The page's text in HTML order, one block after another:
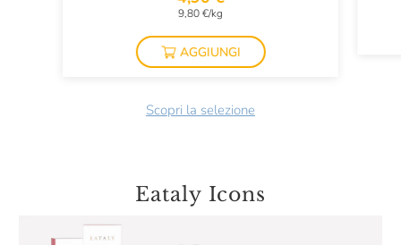
9,80 €/kg
AGGIUNGI
Scopri la selezione
Eataly Icons